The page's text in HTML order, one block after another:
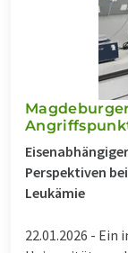
Perspektiven
Leukämie
22.01.2026 - Ein